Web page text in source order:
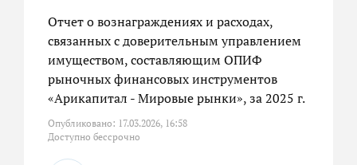
Отчет о вознаграждениях и расходах,
связанных с доверительным управлением
имуществом, составляющим ОПИФ
рыночных финансовых инструментов
«Арикапитал - Мировые рынки», за 2025 г.
Опубликовано: 17.03.2026, 16:58
Доступно бессрочно